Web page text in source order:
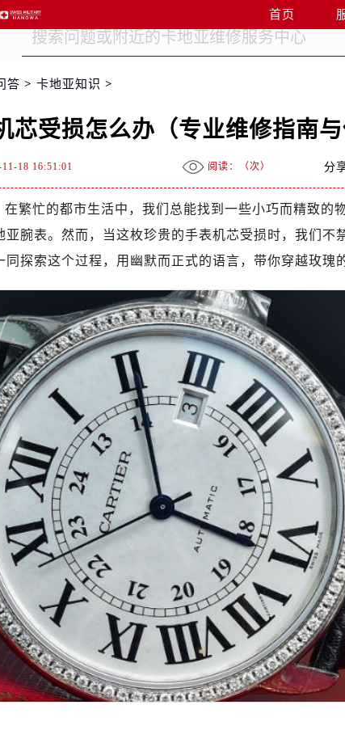
首页
答 > 卡地亚知识 >
芯受损怎么办（专业维修指南与
18 16:51:01 阅读：（次） 分
在繁忙的都市生活中，我们总能找到一些小巧而精致的
腕表。然而，当这枚珍贵的手表机芯受损时，我们不
探索这个过程，用幽默而正式的语言，带你穿越玫瑰